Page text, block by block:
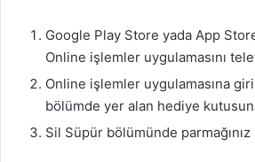
Google Play Store yada App
Online işlemler uygulamasını
Online işlemler uygulamasına
bölümde yer alan hediye
Sil Süpür bölümünde